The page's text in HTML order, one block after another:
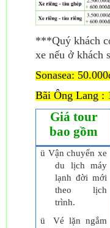
***Quý khách
xe nếu ở khách
Sonasea:
Bãi Ông Lang :
Giá tour
bao gồm
ü Vận chuyển xe
du lịch máy
lạnh đời mới
theo lịch
trình.
ü
Vé lặn ngắm